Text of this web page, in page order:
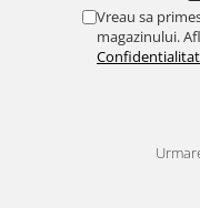
Pirostrii si accesorii
Plite & aragaze
Prelungitoare & cabluri
Vreau sa
magazinului.